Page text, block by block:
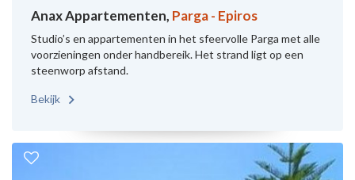
Anax Appartementen, Parga - Epiros
Studio’s en appartementen in het sfeervolle Parga met alle
voorzieningen onder handbereik. Het strand ligt op een
steenworp afstand.
Bekijk